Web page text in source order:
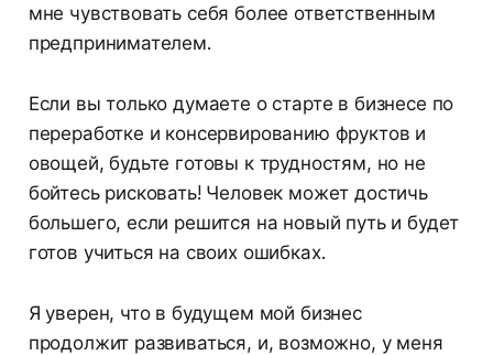
мне чувствовать себя более ответственным
предпринимателем.
Если вы только думаете о старте в бизнесе по
переработке и консервированию фруктов и
овощей, будьте готовы к трудностям, но не
бойтесь рисковать! Человек может достичь
большего, если решится на новый путь и будет
готов учиться на своих ошибках.
Я уверен, что в будущем мой бизнес
продолжит развиваться, и, возможно, у меня